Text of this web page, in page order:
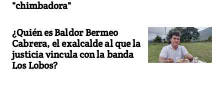
"chimbadora"
¿Quién es Baldor Bermeo
Cabrera, el exalcalde al que la
justicia vincula con la banda
Los Lobos?